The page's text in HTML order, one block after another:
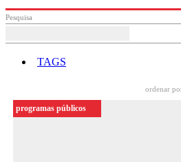
Pesquisa
TAGS
ordenar
programas públicos